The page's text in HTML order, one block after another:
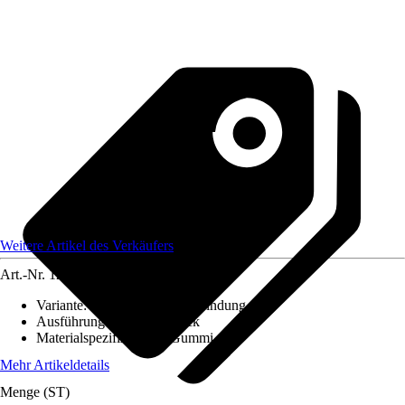
Weitere Artikel des Verkäufers
Art.-Nr. 12488822
Variante:
1x Manschettenverbindung
Ausführung
Anschlussstück
Materialspezifizierung
Gummi
Mehr Artikeldetails
Menge (ST)